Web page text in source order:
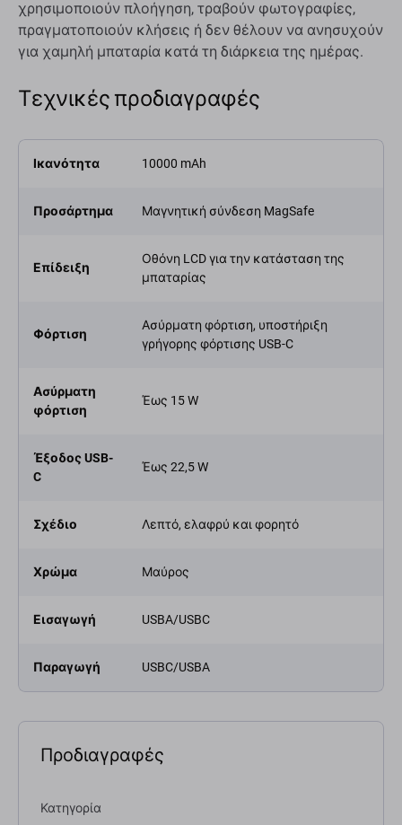
χρησιμοποιούν πλοήγηση, τραβούν φωτογραφίες,
πραγματοποιούν κλήσεις ή δεν θέλουν να ανησυχούν
για χαμηλή μπαταρία κατά τη διάρκεια της ημέρας.
Τεχνικές προδιαγραφές
Ικανότητα 10000 mAh
Προσάρτημα Μαγνητική σύνδεση MagSafe
Επίδειξη
Οθόνη LCD για την κατάσταση της
μπαταρίας
Φόρτιση
Ασύρματη φόρτιση, υποστήριξη
γρήγορης φόρτισης USB-C
Ασύρματη
φόρτιση
Έως 15 W
Έξοδος USB-
C
Έως 22,5 W
Σχέδιο Λεπτό, ελαφρύ και φορητό
Χρώμα Μαύρος
Εισαγωγή USBA/USBC
Παραγωγή USBC/USBA
Προδιαγραφές
Κατηγορία